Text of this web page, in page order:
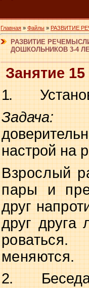
Главная » Файлы » РАЗВИТИЕ
РАЗВИТИЕ
ДОШКОЛЬНИКОВ 3-4
Занятие 15
1.
настрой на
Взрослый
пары и
друг
друг друга
роваться.
меняются.
2.